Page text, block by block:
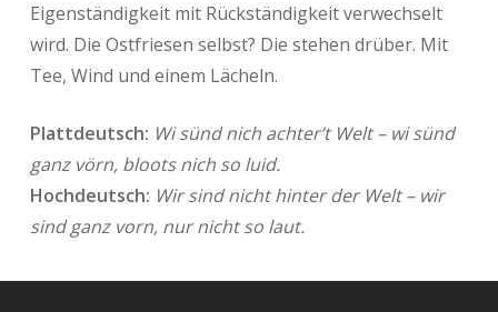
Eigenständigkeit mit Rückständigkeit verwechselt
wird. Die Ostfriesen selbst? Die stehen drüber. Mit
Tee, Wind und einem Lächeln.
Plattdeutsch: Wi sünd nich achter’t Welt – wi sünd
ganz vörn, bloots nich so luid.
Hochdeutsch: Wir sind nicht hinter der Welt – wir
sind ganz vorn, nur nicht so laut.